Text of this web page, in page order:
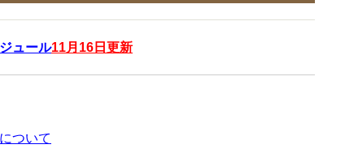
ュール11月16日更新
ついて